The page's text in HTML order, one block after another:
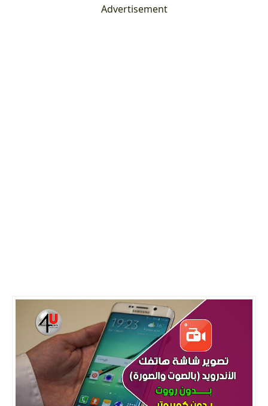
Advertisement